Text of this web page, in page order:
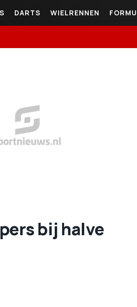
DARTS WIELRENNEN
bij halve